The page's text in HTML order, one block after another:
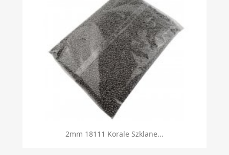
2mm 18111 Korale Szklane...